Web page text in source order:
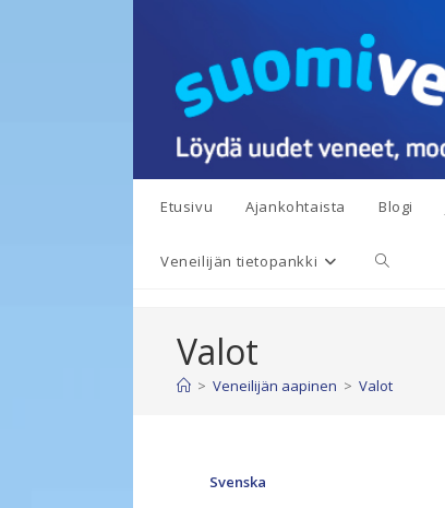
Etusivu Ajankohtaista Blogi
Veneilijän tietopankki Toggle
Valot
> Veneilijän aapinen > Valot
Svenska